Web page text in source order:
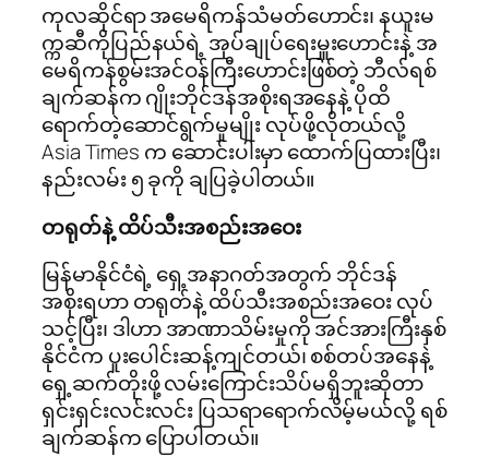
ကုလဆိုင်ရာ အမေရိကန်သံမတ်ဟောင်း၊ နယူးမ
က္ကဆီကိုပြည်နယ်ရဲ့ အုပ်ချုပ်ရေးမှူးဟောင်းနဲ့ အ
မေရိကန်စွမ်းအင်ဝန်ကြီးဟောင်းဖြစ်တဲ့ ဘီလ်ရစ်
ချက်ဆန်က ဂျိုးဘိုင်ဒန်အစိုးရအနေနဲ့ ပိုထိ
ရောက်တဲ့ဆောင်ရွက်မှုမျိုး လုပ်ဖို့လိုတယ်လို့
Asia Times က ဆောင်းပါးမှာ ထောက်ပြထားပြီး၊
နည်းလမ်း ၅ ခုကို ချပြခဲ့ပါတယ်။
တရုတ်နဲ့ ထိပ်သီးအစည်းအဝေး
မြန်မာနိုင်ငံရဲ့ ရှေ့အနာဂတ်အတွက် ဘိုင်ဒန်
အစိုးရဟာ တရုတ်နဲ့ ထိပ်သီးအစည်းအဝေး လုပ်
သင့်ပြီး၊ ဒါဟာ အာဏာသိမ်းမှုကို အင်အားကြီးနှစ်
နိုင်ငံက ပူးပေါင်းဆန့်ကျင်တယ်၊ စစ်တပ်အနေနဲ့
ရှေ့ဆက်တိုးဖို့ လမ်းကြောင်းသိပ်မရှိဘူးဆိုတာ
ရှင်းရှင်းလင်းလင်း ပြသရာရောက်လိမ့်မယ်လို့ ရစ်
ချက်ဆန်က ပြောပါတယ်။